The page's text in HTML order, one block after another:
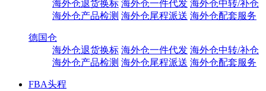
海外仓退货换标 海外仓一件代发 海外仓中转/补仓
海外仓产品检测 海外仓尾程派送 海外仓配套服务
德国仓
海外仓退货换标 海外仓一件代发 海外仓中转/补仓
海外仓产品检测 海外仓尾程派送 海外仓配套服务
FBA头程